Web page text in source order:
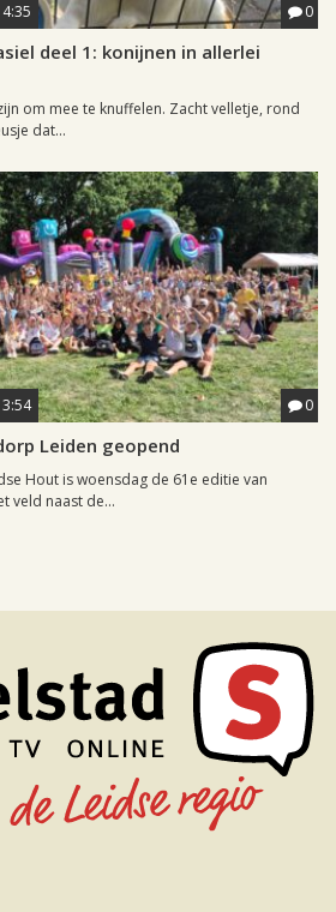
0
deel 1: konijnen in allerlei
om mee te knuffelen. Zacht velletje, rond
dat...
0
Leiden geopend
Hout is woensdag de 61e editie van
veld naast de...